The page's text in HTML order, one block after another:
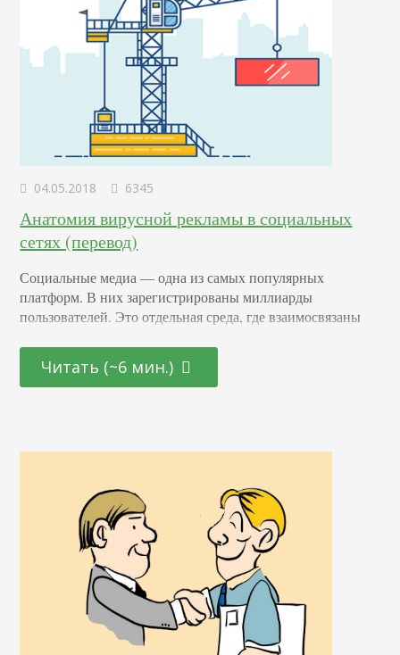
04.05.2018 6345
Анатомия вирусной рекламы в социальных
сетях (перевод)
Социальные медиа — одна из самых популярных
платформ. В них зарегистрированы миллиарды
пользователей. Это отдельная среда, где взаимосвязаны
стал эффективнее и доступнее. Рост популярности
соцсетей изменил не только стиль общения людей, но
никому неизвестная компания…
Читать (~6 мин.)